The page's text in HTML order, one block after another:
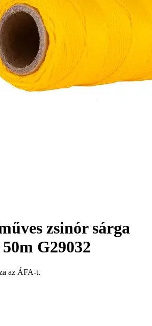
zsinór sárga
G29032
az ÁFA-t.